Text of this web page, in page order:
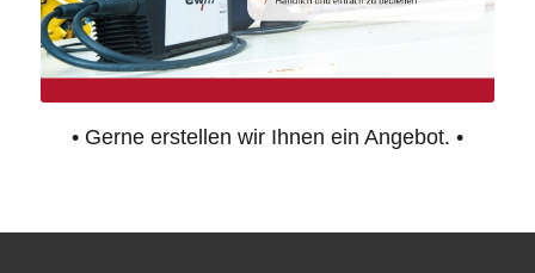
• Gerne erstellen wir Ihnen ein Angebot. •